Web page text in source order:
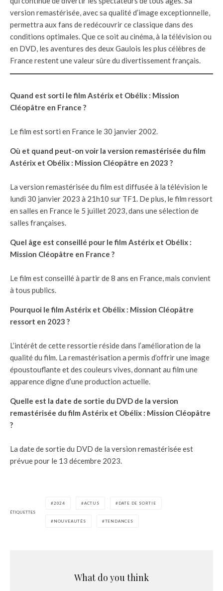
version remastérisée, avec sa qualité d’image exceptionnelle,
permettra aux fans de redécouvrir ce classique dans des
conditions optimales. Que ce soit au cinéma, à la télévision ou
en DVD, les aventures des deux Gaulois les plus célèbres de
France restent une valeur sûre du divertissement français.
Quand est sorti le film Astérix et Obélix : Mission
Cléopâtre en France ?
Le film est sorti en France le 30 janvier 2002.
Où et quand peut-on voir la version remastérisée du film
Astérix et Obélix : Mission Cléopâtre en 2023 ?
La version remastérisée du film est diffusée à la télévision le
lundi 30 janvier 2023 à 21h10 sur TF1. De plus, le film ressort
en salles en France le 5 juillet 2023, dans une sélection de
salles françaises.
Quel âge est conseillé pour le film Astérix et Obélix :
Mission Cléopâtre en France ?
Le film est conseillé à partir de 8 ans en France, mais convient
à tous publics.
Pourquoi le film Astérix et Obélix : Mission Cléopâtre
ressort en 2023 ?
L’intérêt de cette ressortie réside dans l’amélioration de la
qualité du film. La remastérisation a permis d’offrir une image
époustouflante et des couleurs vives, donnant au film une
apparence digne d’une production actuelle.
Quelle est la date de sortie du DVD de la version
remastérisée du film Astérix et Obélix : Mission Cléopâtre
?
La date de sortie du DVD de la version remastérisée est
prévue pour le 13 décembre 2023.
ÉTIQUETTES
2024 ACTUS DATE DE SORTIE
NOUVEAUTÉS TENDANCES
What do you think